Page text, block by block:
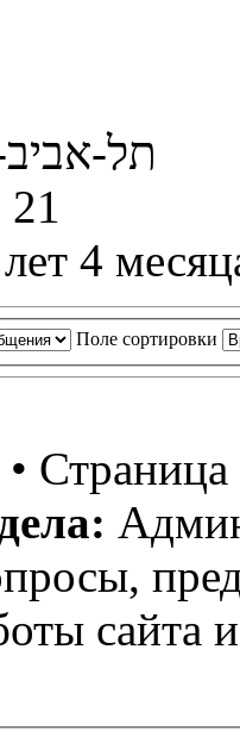
תל-
21
4
Поле сортировки
Страница
сайта